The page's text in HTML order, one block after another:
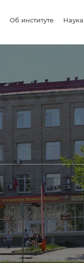
Об институте Наука